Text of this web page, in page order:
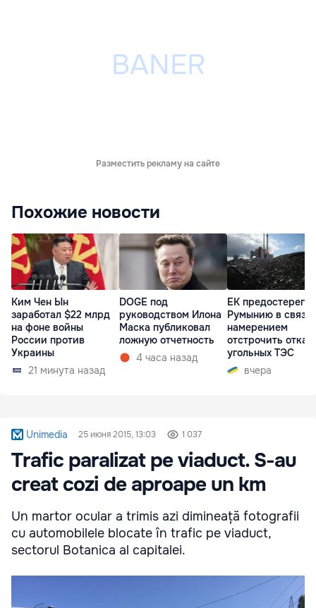
Разместить рекламу на сайте
Похожие новости
Ким Чен Ын
заработал $22 млрд
на фоне войны
России против
Украины
21 минута назад
DOGE под
руководством Илона
Маска публиковал
ложную отчетность
4 часа назад
ЕК предостерегла
Румынию в связи
намерением
отстрочить отказ
угольных ТЭС
вчера
Unimedia 25 июня 2015, 13:03 1 037
Trafic paralizat pe viaduct. S-au
creat cozi de aproape un km
Un martor ocular a trimis azi dimineață fotografii
cu automobilele blocate în trafic pe viaduct,
sectorul Botanica al capitalei.